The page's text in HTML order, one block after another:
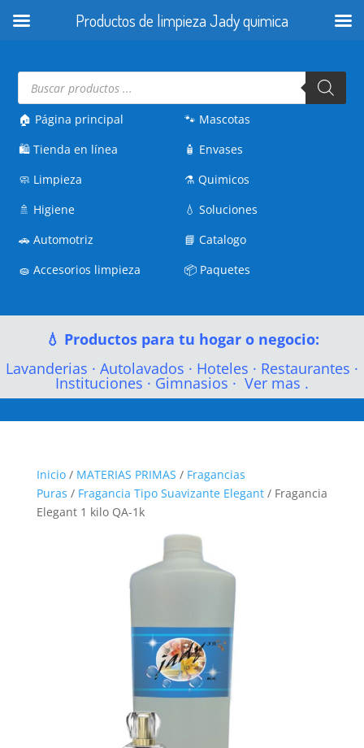
Búsqueda
productos
🏠 Página principal
🛍️Tienda en línea
🧼 Limpieza
🚿 Higiene
🚗Automotriz
🧽Accesorios limpieza
🐾 Mascotas
🧴 Envases
⚗️Quimicos
💧Soluciones
📘Catalogo
📦 Paquetes
💧 Productos para tu hogar o negocio:
Lavanderias · Autolavados · Hoteles · Restaurantes ·
Instituciones · Gimnasios · Ver mas .
Inicio/ MATERIAS PRIMAS / Fragancias
Puras / Fragancia Tipo Suavizante Elegant/ Fragancia
Elegant 1 kilo QA-1k
Productos de limpieza Jady quimica